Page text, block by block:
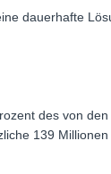
dauerhafte
des von
139